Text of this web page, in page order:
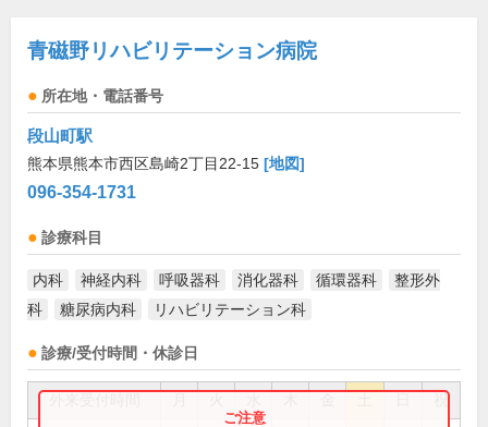
青磁野リハビリテーション病院
所在地・電話番号
段山町駅
熊本県熊本市西区島崎2丁目22-15 [地図]
096-354-1731
診療科目
内科 神経内科 呼吸器科 消化器科 循環器科
整形外
科
糖尿病内科 リハビリテーション科
診療/受付時間・休診日
祝